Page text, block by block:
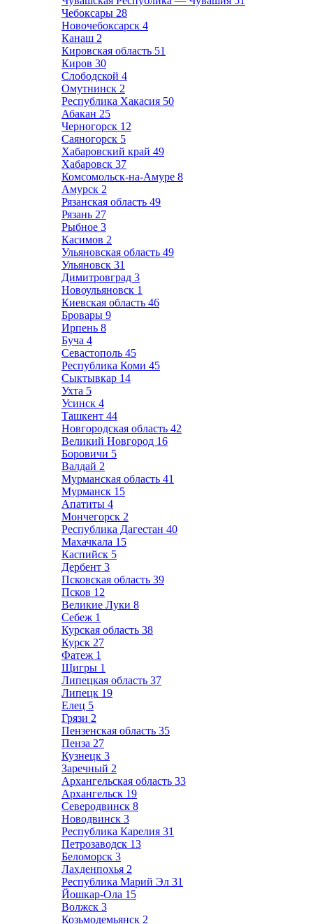
Чебоксары 28
Новочебоксарск 4
Канаш 2
Кировская область 51
Киров 30
Слободской 4
Омутнинск 2
Республика Хакасия 50
Абакан 25
Черногорск 12
Саяногорск 5
Хабаровский край 49
Хабаровск 37
Комсомольск-на-Амуре 8
Амурск 2
Рязанская область 49
Рязань 27
Рыбное 3
Касимов 2
Ульяновская область 49
Ульяновск 31
Димитровград 3
Новоульяновск 1
Киевская область 46
Бровары 9
Ирпень 8
Буча 4
Севастополь 45
Республика Коми 45
Сыктывкар 14
Ухта 5
Усинск 4
Ташкент 44
Новгородская область 42
Великий Новгород 16
Боровичи 5
Валдай 2
Мурманская область 41
Мурманск 15
Апатиты 4
Мончегорск 2
Республика Дагестан 40
Махачкала 15
Каспийск 5
Дербент 3
Псковская область 39
Псков 12
Великие Луки 8
Себеж 1
Курская область 38
Курск 27
Фатеж 1
Щигры 1
Липецкая область 37
Липецк 19
Елец 5
Грязи 2
Пензенская область 35
Пенза 27
Кузнецк 3
Заречный 2
Архангельская область 33
Архангельск 19
Северодвинск 8
Новодвинск 3
Республика Карелия 31
Петрозаводск 13
Беломорск 3
Лахденпохья 2
Республика Марий Эл 31
Йошкар-Ола 15
Волжск 3
Козьмодемьянск 2